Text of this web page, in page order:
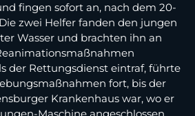
fingen sofort an, nach dem 20-
zwei Helfer fanden den jungen
Wasser und brachten ihn an
der Rettungsdienst eintraf, führte
fort, bis der
Krankenhaus war, wo er